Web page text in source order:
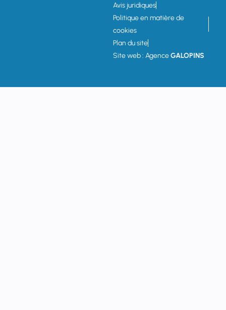
Avis juridiques
Politique en matière de
cookies
Plan du site
Site web : AgenceGALOPINS